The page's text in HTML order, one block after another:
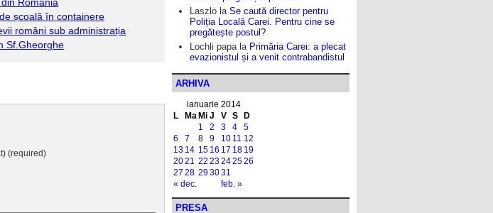
școală în containere
români sub administrația
Sf.Gheorghe
(required)
Laszlo la Se caută director pentru
Poliția Locală Carei. Pentru cine se
pregătește postul?
Lochli papala Primăria Carei: a plecat
evazionistul și a venit contrabandistul
ARHIVA
ianuarie 2014
L
Ma Mi J V S D
« dec. feb. »
1 2 3 4
5
6
7 8 9 10 11 12
13 14 15 16 17 18 19
2021 22 23242526
27 28 293031
PRESA